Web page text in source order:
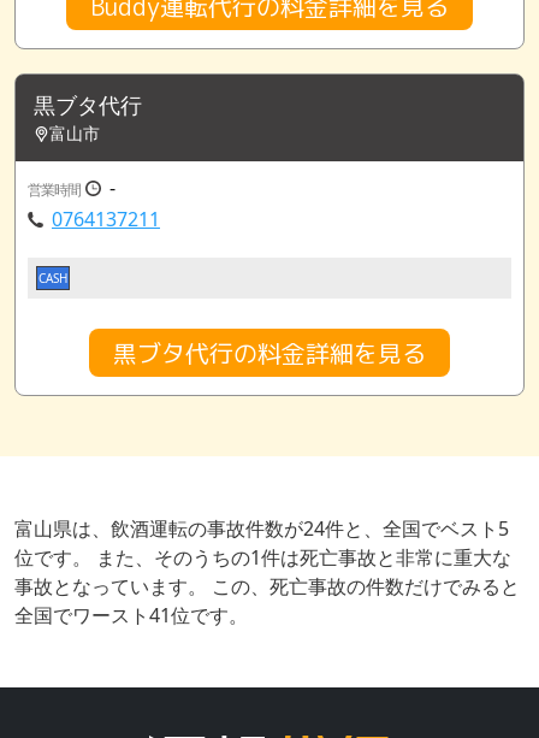
黒ブタ代行
富山市
営業時間
-
0764137211
CASH
黒ブタ代行の料金詳細を見る
富山県は、飲酒運転の事故件数が24件と、全国でベスト5
位です。 また、そのうちの1件は死亡事故と非常に重大な
事故となっています。 この、死亡事故の件数だけでみると
全国でワースト41位です。